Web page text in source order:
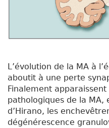
L’évolution de la MA à
aboutit à une perte
Finalement
pathologiques de la MA,
d’Hirano, les
dégénérescence